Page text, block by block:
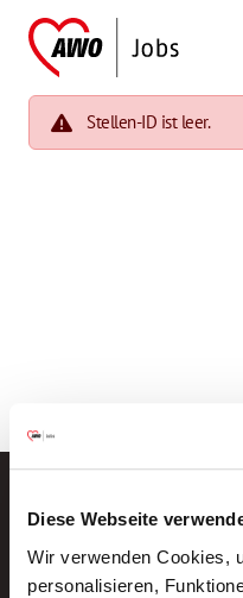
Diese Webseite
Wir verwenden Cookies,
personalisieren,
Stellen-ID ist leer.
Neue